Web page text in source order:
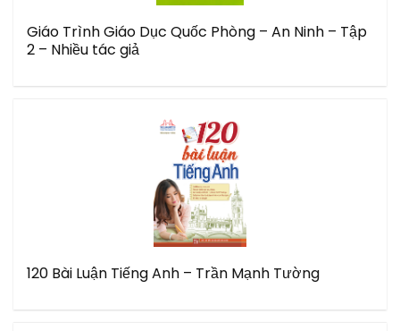
Giáo Trình Giáo Dục Quốc Phòng – An Ninh – Tập
2 – Nhiều tác giả
120 Bài Luận Tiếng Anh – Trần Mạnh Tường